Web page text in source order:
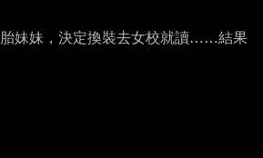
胎妹妹，決定換裝去女校就讀……結果